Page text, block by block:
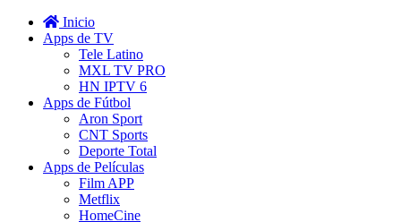
Inicio
Apps de TV
Tele Latino
MXL TV PRO
HN IPTV 6
Apps de Fútbol
Aron Sport
CNT Sports
Deporte Total
Apps de Películas
Film APP
Metflix
HomeCine